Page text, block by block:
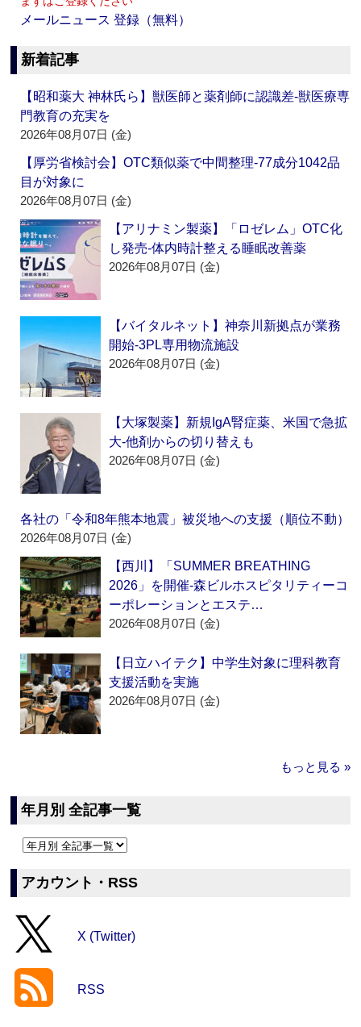
メールニュース 登録（無料）
新着記事
【昭和薬大 神林氏ら】獣医師と薬剤師に認識差‐獣医療専
門教育の充実を
2026年08月07日 (金)
【厚労省検討会】OTC類似薬で中間整理‐77成分1042品
目が対象に
2026年08月07日 (金)
【アリナミン製薬】「ロゼレム」OTC化
し発売‐体内時計整える睡眠改善薬
2026年08月07日 (金)
【バイタルネット】神奈川新拠点が業務
開始‐3PL専用物流施設
2026年08月07日 (金)
【大塚製薬】新規IgA腎症薬、米国で急拡
大‐他剤からの切り替えも
2026年08月07日 (金)
各社の「令和8年熊本地震」被災地への支援（順位不動）
2026年08月07日 (金)
【西川】「SUMMER BREATHING
2026」を開催‐森ビルホスピタリティーコ
ーポレーションとエステ…
2026年08月07日 (金)
【日立ハイテク】中学生対象に理科教育
支援活動を実施
2026年08月07日 (金)
もっと見る »
年月別 全記事一覧
アカウント・RSS
X (Twitter)
RSS